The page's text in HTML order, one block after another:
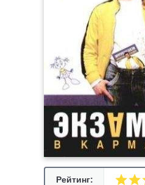
Рейтинг: